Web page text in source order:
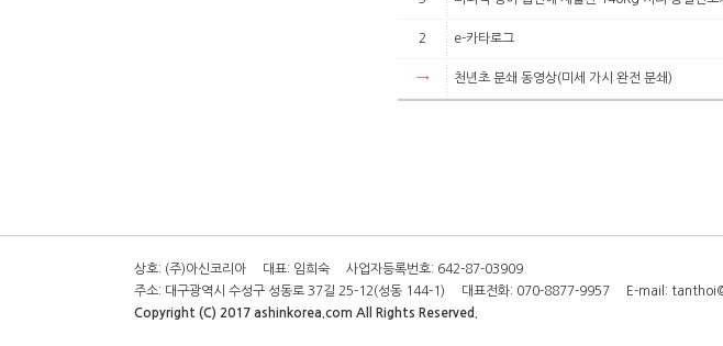
2 e-카타로그
→ 천년초 분쇄 동영상(미세 가시 완전 분쇄)
상호: (주)아신코리아 대표: 임희숙 사업자등록번호: 642-87-03909
주소: 대구광역시 수성구 성동로 37길 25-12(성동 144-1) 대표전화: 070-8877-9957 E-mail:
Copyright (C) 2017 ashinkorea.com All Rights Reserved.